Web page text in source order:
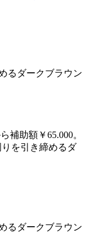
るダークブラウン
るダークブラウン